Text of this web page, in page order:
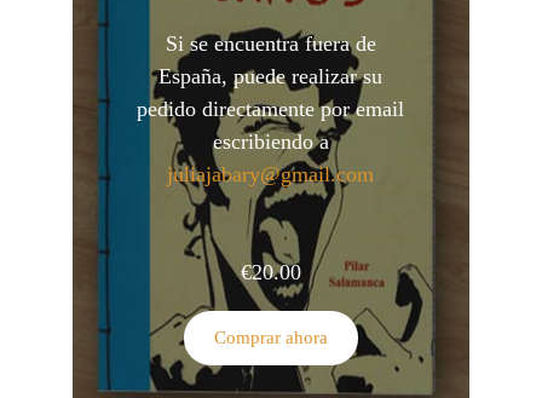
Si se encuentra fuera de
España, puede realizar su
pedido directamente por email
escribiendo a
juliajabary@gmail.com
€20.00
Comprar ahora